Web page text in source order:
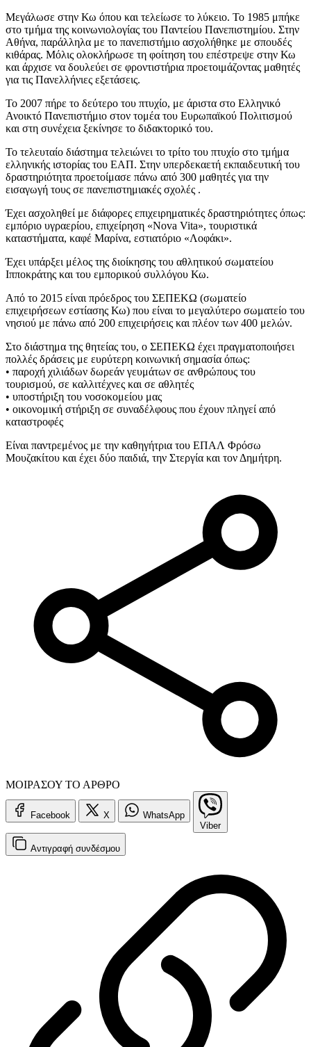
Μεγάλωσε στην Κω όπου και τελείωσε το λύκειο. Το 1985 μπήκε
στο τμήμα της κοινωνιολογίας τoυ Παντείου Πανεπιστημίου. Στην
Αθήνα, παράλληλα με το πανεπιστήμιο ασχολήθηκε με σπουδές
κιθάρας. Μόλις ολοκλήρωσε τη φοίτηση του επέστρεψε στην Κω
και άρχισε να δουλεύει σε φροντιστήρια προετοιμάζοντας μαθητές
για τις Πανελλήνιες εξετάσεις.
Το 2007 πήρε το δεύτερο του πτυχίο, με άριστα στο Ελληνικό
Ανοικτό Πανεπιστήμιο στον τομέα του Ευρωπαϊκού Πολιτισμού
και στη συνέχεια ξεκίνησε το διδακτορικό του.
Το τελευταίο διάστημα τελειώνει το τρίτο του πτυχίο στο τμήμα
ελληνικής ιστορίας του ΕΑΠ. Στην υπερδεκαετή εκπαιδευτική του
δραστηριότητα προετοίμασε πάνω από 300 μαθητές για την
εισαγωγή τους σε πανεπιστημιακές σχολές .
Έχει ασχοληθεί με διάφορες επιχειρηματικές δραστηριότητες όπως:
εμπόριο υγραερίου, επιχείρηση «Νova Vita», τουριστικά
καταστήματα, καφέ Μαρίνα, εστιατόριο «Λοφάκι».
Έχει υπάρξει μέλος της διοίκησης του αθλητικού σωματείου
Ιπποκράτης και του εμπορικού συλλόγου Κω.
Από το 2015 είναι πρόεδρος του ΣΕΠΕΚΩ (σωματείο
επιχειρήσεων εστίασης Κω) που είναι το μεγαλύτερο σωματείο του
νησιού με πάνω από 200 επιχειρήσεις και πλέον των 400 μελών.
Στο διάστημα της θητείας του, ο ΣΕΠΕΚΩ έχει πραγματοποιήσει
πολλές δράσεις με ευρύτερη κοινωνική σημασία όπως:
• παροχή χιλιάδων δωρεάν γευμάτων σε ανθρώπους του
τουρισμού, σε καλλιτέχνες και σε αθλητές
• υποστήριξη του νοσοκομείου μας
• οικονομική στήριξη σε συναδέλφους που έχουν πληγεί από
καταστροφές
Είναι παντρεμένος με την καθηγήτρια του ΕΠΑΛ Φρόσω
Μουζακίτου και έχει δύο παιδιά, την Στεργία και τον Δημήτρη.
ΜΟΙΡΑΣΟΥ ΤΟ ΑΡΘΡΟ
Facebook X
WhatsApp
Viber
Αντιγραφή συνδέσμου